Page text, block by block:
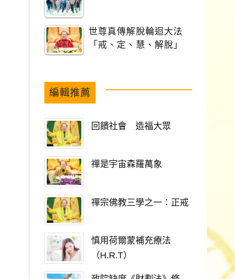
世尊真傳解脫輪迴大法
「戒、定、慧、解脫」
編輯推薦
回饋社會 造福大眾
禪是宇宙森羅萬象
禪宗佛教三學之一：正戒
慎用荷爾蒙補充療法
（H.R.T）